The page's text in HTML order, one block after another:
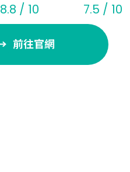
8.8 / 10 7.5 / 10
前往官網